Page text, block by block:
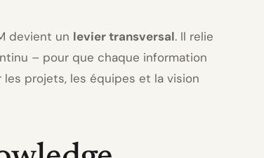
devient un levier transversal. Il relie
– pour que chaque information
projets, les équipes et la vision